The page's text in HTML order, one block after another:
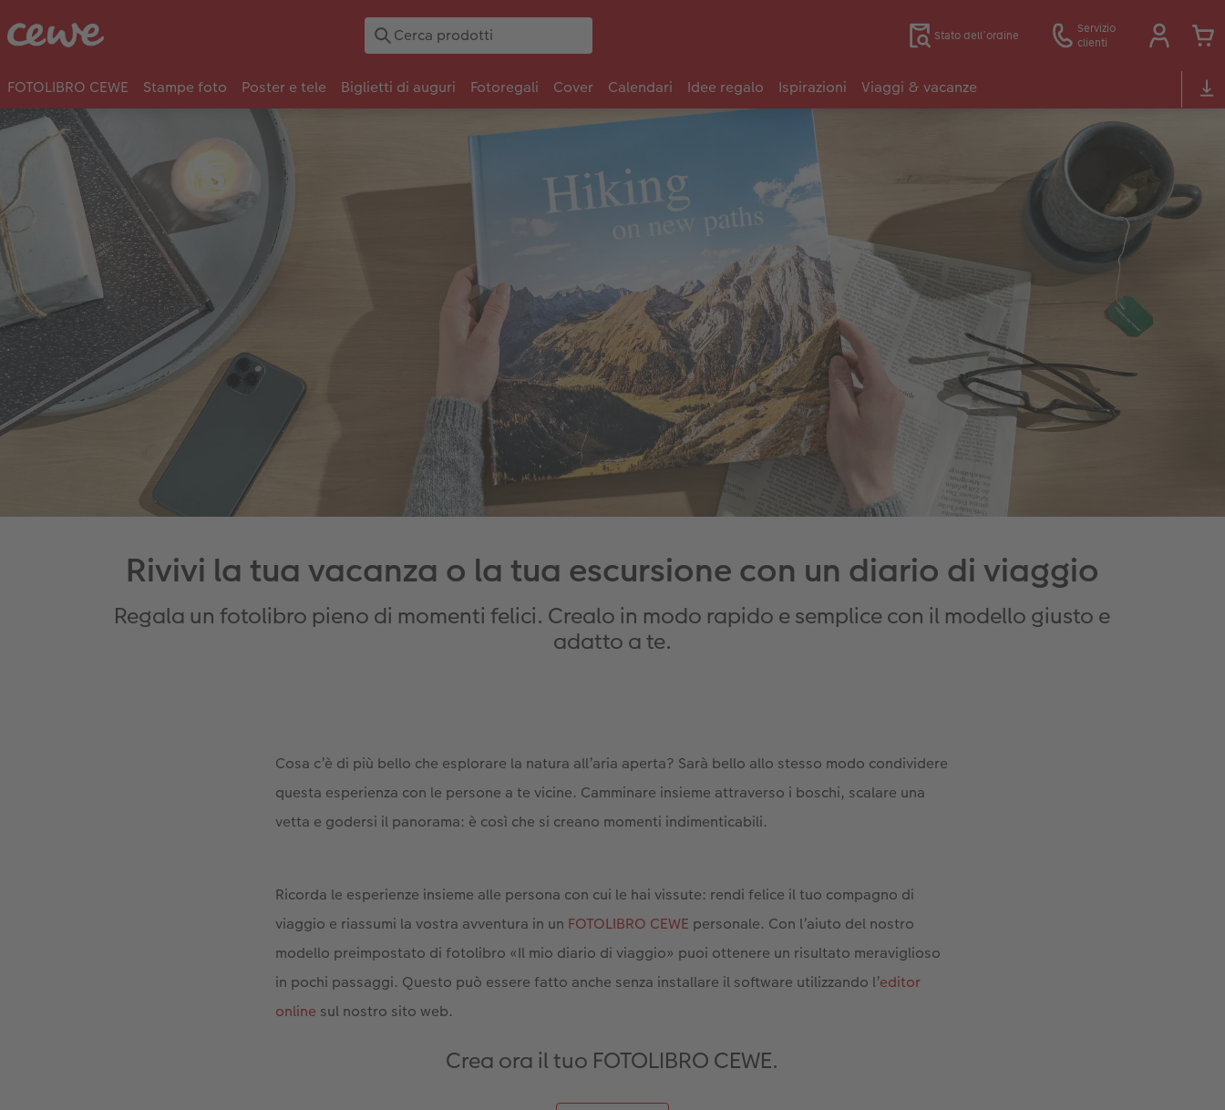
Stato dell’ordine
Servizio
clienti
FOTOLIBRO CEWE Stampe foto Poster e tele Biglietti di auguri Fotoregali Cover Calendari Idee regalo Ispirazioni Viaggi & vacanze
Rivivi la tua vacanza o la tua escursione con un diario di viaggio
Regala un fotolibro pieno di momenti felici. Crealo in modo rapido e semplice con il modello giusto e
adatto a te.
Cosa c’è di più bello che esplorare la natura all’aria aperta? Sarà bello allo stesso modo condividere
questa esperienza con le persone a te vicine. Camminare insieme attraverso i boschi, scalare una
vetta e godersi il panorama: è così che si creano momenti indimenticabili.
Ricorda le esperienze insieme alle persona con cui le hai vissute: rendi felice il tuo compagno di
viaggio e riassumi la vostra avventura in un FOTOLIBRO CEWE personale. Con l’aiuto del nostro
modello preimpostato di fotolibro «Il mio diario di viaggio» puoi ottenere un risultato meraviglioso
in pochi passaggi. Questo può essere fatto anche senza installare il software utilizzando l’editor
online sul nostro sito web.
Crea ora il tuo FOTOLIBRO CEWE.